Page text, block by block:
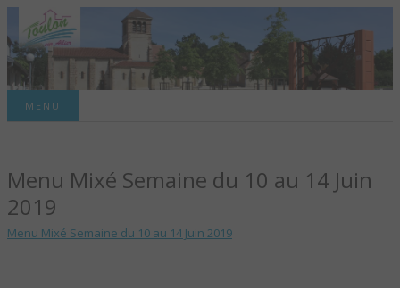
TOULON-SUR-
ALLIER – SITE
OFFICIEL DE LA
MENU
Menu Mixé Semaine du 10 au 14 Juin
2019
Menu Mixé Semaine du 10 au 14 Juin 2019